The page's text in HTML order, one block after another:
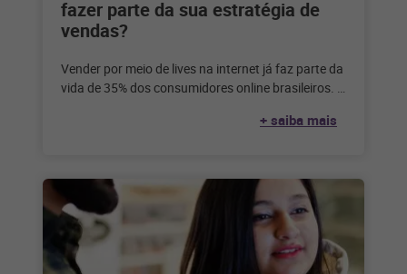
fazer parte da sua estratégia de
vendas?
Vender por meio de lives na internet já faz parte da
vida de 35% dos consumidores online brasileiros. E
+ saiba mais